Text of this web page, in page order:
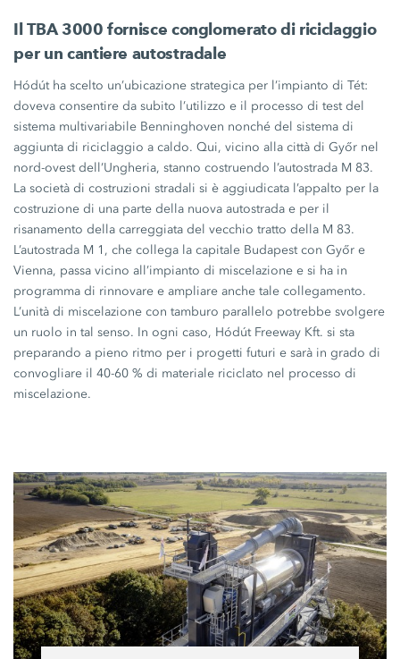
Il TBA 3000 fornisce conglomerato di riciclaggio
per un cantiere autostradale
Hódút ha scelto un’ubicazione strategica per l’impianto di Tét:
doveva consentire da subito l’utilizzo e il processo di test del
sistema multivariabile Benninghoven nonché del sistema di
aggiunta di riciclaggio a caldo. Qui, vicino alla città di Győr nel
nord-ovest dell’Ungheria, stanno costruendo l’autostrada M 83.
La società di costruzioni stradali si è aggiudicata l’appalto per la
costruzione di una parte della nuova autostrada e per il
risanamento della carreggiata del vecchio tratto della M 83.
L’autostrada M 1, che collega la capitale Budapest con Győr e
Vienna, passa vicino all’impianto di miscelazione e si ha in
programma di rinnovare e ampliare anche tale collegamento.
L’unità di miscelazione con tamburo parallelo potrebbe svolgere
un ruolo in tal senso. In ogni caso, Hódút Freeway Kft. si sta
preparando a pieno ritmo per i progetti futuri e sarà in grado di
convogliare il40-60 % di materiale riciclato nel processo di
miscelazione.